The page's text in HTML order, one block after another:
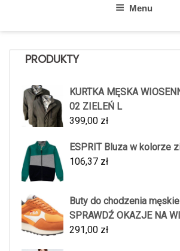
Menu
PRODUKTY
KURTKA MĘSKA
02 ZIELEŃ L
399,00 zł
ESPRIT Bluza w kolorze
106,37 zł
Buty do chodzenia
SPRAWDŹ OKAZJE NA
291,00 zł